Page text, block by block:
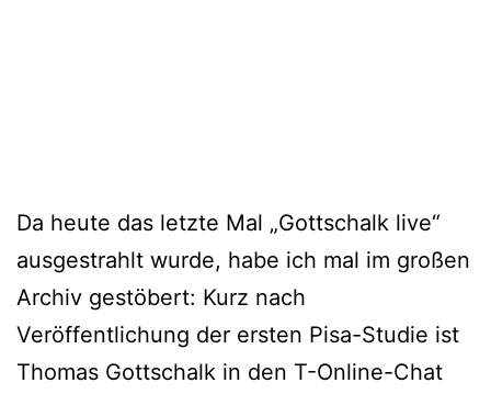
Da heute das letzte Mal „Gottschalk live“
ausgestrahlt wurde, habe ich mal im großen
Archiv gestöbert: Kurz nach
Veröffentlichung der ersten Pisa-Studie ist
Thomas Gottschalk in den T-Online-Chat